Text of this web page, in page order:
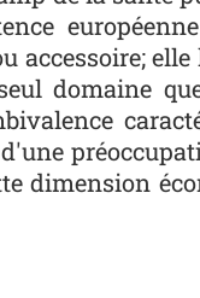
accessoire;
domaine
dimension